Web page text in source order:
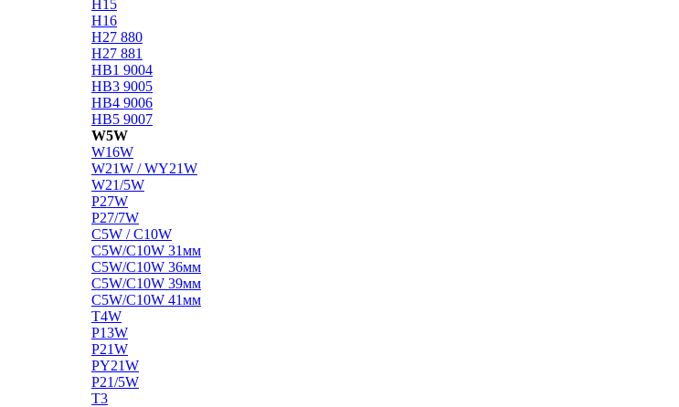
H15
H16
H27 880
H27 881
HB1 9004
HB3 9005
HB4 9006
HB5 9007
W5W
W16W
W21W / WY21W
W21/5W
P27W
P27/7W
C5W / C10W
C5W/C10W 31мм
C5W/C10W 36мм
C5W/C10W 39мм
C5W/C10W 41мм
T4W
P13W
P21W
PY21W
P21/5W
T3